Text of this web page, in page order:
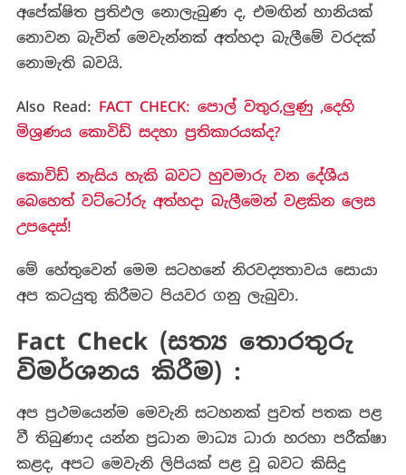
අපේක්ෂිත ප්‍රතිඵල නොලැබුණ ද, එමඟින් හානියක්
නොවන බැවින් මෙවැන්නක් අත්හදා බැලීමේ වරදක්
නොමැති බවයි.
Also Read: FACT CHECK: පොල් වතුර,ලුණු ,දෙහි
මිශ්‍රණය කොවිඩ් සදහා ප්‍රතිකාරයක්ද?
කොවිඩ් නැසිය හැකි බවට හුවමාරු වන දේශීය
බෙහෙත් වට්ටෝරු අත්හදා බැලීමෙන් වළකින ලෙස
උපදෙස්!
මේ හේතුවෙන් මෙම සටහනේ නිරවද්‍යතාවය සොයා
අප කටයුතු කිරීමට පියවර ගනු ලැබුවා.
Fact Check (සත්‍ය තොරතුරු
විමර්ශනය කිරීම) :
අප ප්‍රථමයෙන්ම මෙවැනි සටහනක් පුවත් පතක පළ
වී තිබුණාද යන්න ප්‍රධාන මාධ්‍ය ධාරා හරහා පරීක්ෂා
කළද, අපට මෙවැනි ලිපියක් පළ වූ බවට කිසිදු